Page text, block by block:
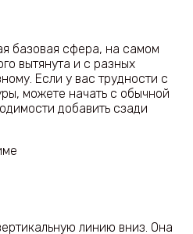
базовая сфера, на самом
вытянута и с разных
Если у вас трудности с
можете начать с обычной
добавить сзади
линию вниз. Она